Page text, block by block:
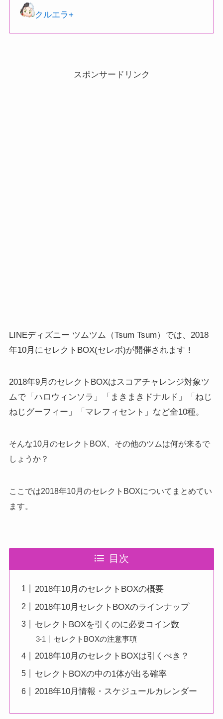
クルエラ+
スポンサードリンク
LINEディズニー ツムツム（Tsum Tsum）では、2018
年10月にセレクトBOX(セレボ)が開催されます！
2018年9月のセレクトBOXはスコアチャレンジ対象ツ
ムで「ハロウィンソラ」「まきまきドナルド」「ねじ
ねじグーフィー」「マレフィセント」など全10種。
そんな10月のセレクトBOX、その他のツムは何が来るで
しょうか？
ここでは2018年10月のセレクトBOXについてまとめてい
ます。
目次
2018年10月のセレクトBOXの概要
2018年10月セレクトBOXのラインナップ
セレクトBOXを引くのに必要コイン数
セレクトBOXの注意事項
2018年10月のセレクトBOXは引くべき？
セレクトBOXの中の1体が出る確率
2018年10月情報・スケジュールカレンダー